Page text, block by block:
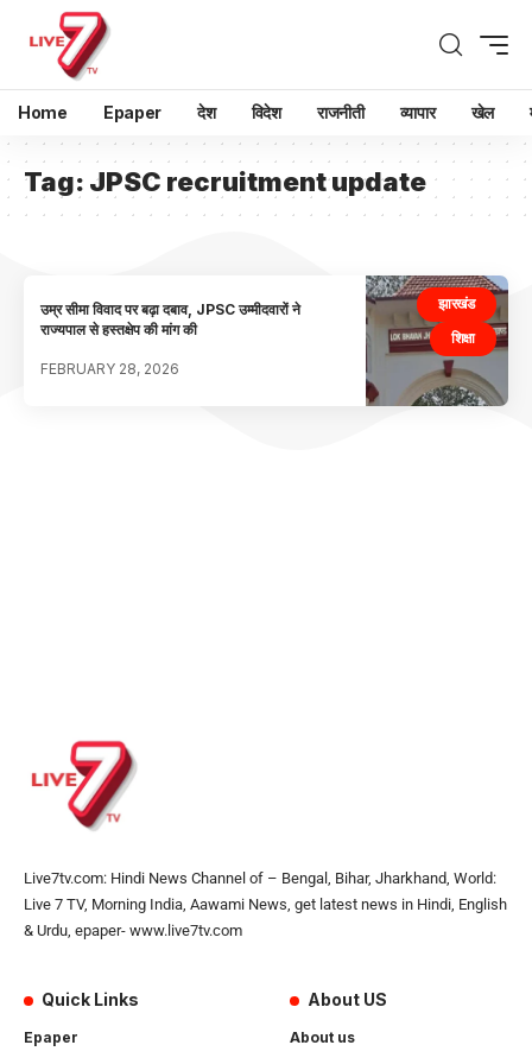
Home Epaper देश विदेश राजनीती व्यापार खेल
Tag: JPSC recruitment update
झारखंड
शिक्षा
उम्र सीमा विवाद पर बढ़ा दबाव, JPSC उम्मीदवारों ने
राज्यपाल से हस्तक्षेप की मांग की
FEBRUARY 28, 2026
Live7tv.com: Hindi News Channel of – Bengal, Bihar, Jharkhand, World:
Live 7 TV, Morning India, Aawami News, get latest news in Hindi, English
& Urdu, epaper- www.live7tv.com
Quick Links
Epaper
About US
About us